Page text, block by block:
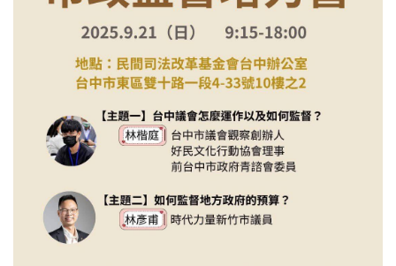
濟到教育視角，帶你從理論到實務，深入認識民主挑戰與教育
回應的路徑。 — 時間｜2025年9月27–28日（六日） 地點｜柳
營尖山埤（中山大學集合包車前往） 對象｜114學年度中山社科
院碩士班新生及師培生優先 費用｜全程免費，含食宿，不收保
證金 報名截止｜9月11日（三） — 民主韌性講座 × 教育實作工
只是傳遞知識，也是守護民主的力量之一！歡迎你一起參與這
場思辨與行動的學習旅程